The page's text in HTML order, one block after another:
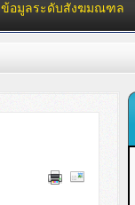
ข้อมูลระดับสังฆมณฑล